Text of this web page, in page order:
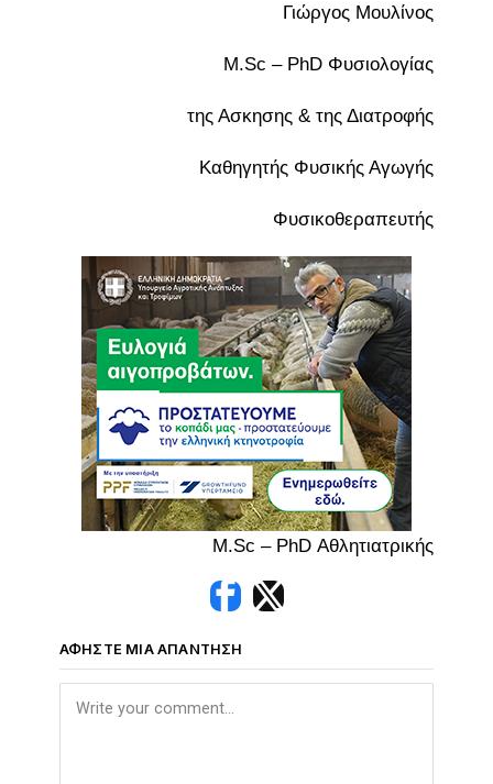
Γιώργος Μουλίνος
M.Sc – PhD Φυσιολογίας
της Ασκησης & της Διατροφής
Καθηγητής Φυσικής Αγωγής
Φυσικοθεραπευτής
M.Sc – PhD Αθλητιατρικής
ΑΦΉΣΤΕ ΜΙΑ ΑΠΆΝΤΗΣΗ